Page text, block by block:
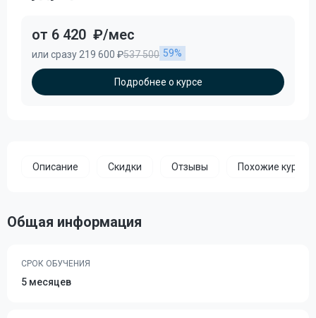
от 6 420 ₽/мес
или сразу 219 600 ₽537 500 59%
Подробнее о курсе
Описание Скидки Отзывы Похожие курсы
Общая информация
СРОК ОБУЧЕНИЯ
5 месяцев